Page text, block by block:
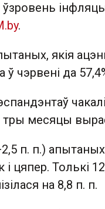
.
якія
ў чэрвені да
тры месяцы
п. п.)
і цяпер. Толькі
на 8,8 п. п.